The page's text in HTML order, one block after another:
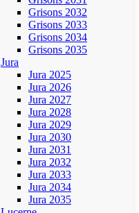
Grisons 2032
Grisons 2033
Grisons 2034
Grisons 2035
Jura
Jura 2025
Jura 2026
Jura 2027
Jura 2028
Jura 2029
Jura 2030
Jura 2031
Jura 2032
Jura 2033
Jura 2034
Jura 2035